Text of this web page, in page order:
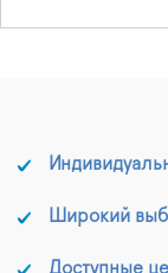
Широкий
Доступные